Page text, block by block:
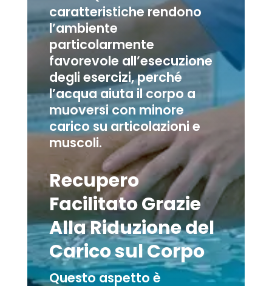
caratteristiche rendono
l’ambiente
particolarmente
favorevole all’esecuzione
degli esercizi, perché
l’acqua aiuta il corpo a
muoversi con minore
carico su articolazioni e
muscoli.
Recupero
Facilitato Grazie
Alla Riduzione del
Carico sul Corpo
Questo aspetto è